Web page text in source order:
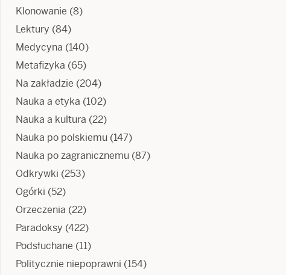
Klonowanie (8)
Lektury (84)
Medycyna (140)
Metafizyka (65)
Na zakładzie (204)
Nauka a etyka (102)
Nauka a kultura (22)
Nauka po polskiemu (147)
Nauka po zagranicznemu (87)
Odkrywki (253)
Ogórki (52)
Orzeczenia (22)
Paradoksy (422)
Podsłuchane (11)
Politycznie niepoprawni (154)